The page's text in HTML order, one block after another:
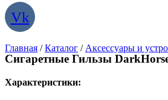
Vk
Главная /Каталог / Аксессуары и
Сигаретные Гильзы
Характеристики: